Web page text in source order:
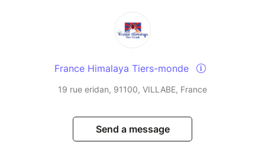
France Himalaya Tiers-monde
19 rue eridan, 91100, VILLABE, France
Send a message